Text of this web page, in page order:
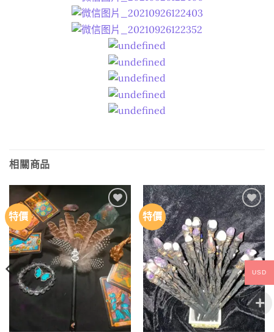
相關商品
特價
Add to
wishlist
特價
Add to
wishlist
USD